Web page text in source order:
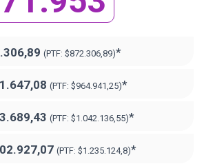
(PTF: $872.306,89)*
(PTF: $964.941,25)*
(PTF: $1.042.136,55)*
(PTF: $1.235.124,8)*